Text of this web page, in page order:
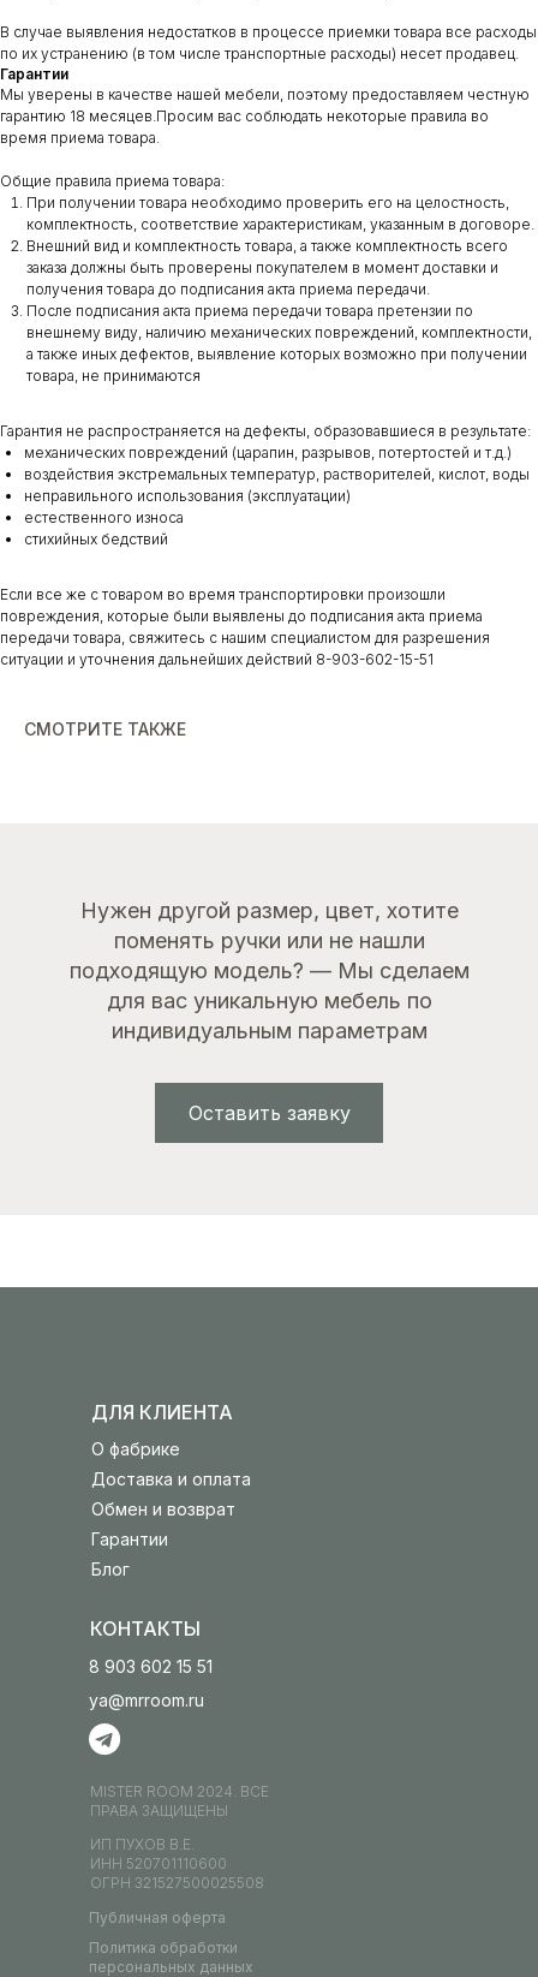
В случае выявления недостатков в процессе приемки товара все расходы
по их устранению (в том числе транспортные расходы) несет продавец.
Гарантии
Мы уверены в качестве нашей мебели, поэтому предоставляем честную
гарантию 18 месяцев.Просим вас соблюдать некоторые правила во
время приема товара.
Общие правила приема товара:
При получении товара необходимо проверить его на целостность,
комплектность, соответствие характеристикам, указанным в договоре.
Внешний вид и комплектность товара, а также комплектность всего
заказа должны быть проверены покупателем в момент доставки и
получения товара до подписания акта приема передачи.
После подписания акта приема передачи товара претензии по
внешнему виду, наличию механических повреждений, комплектности,
а также иных дефектов, выявление которых возможно при получении
товара, не принимаются
Гарантия не распространяется на дефекты, образовавшиеся в результате:
механических повреждений (царапин, разрывов, потертостей и т.д.)
воздействия экстремальных температур, растворителей, кислот, воды
неправильного использования (эксплуатации)
естественного износа
стихийных бедствий
Если все же с товаром во время транспортировки произошли
повреждения, которые были выявлены до подписания акта приема
передачи товара, свяжитесь с нашим специалистом для разрешения
ситуации и уточнения дальнейших действий 8-903-602-15-51
СМОТРИТЕ ТАКЖЕ
Нужен другой размер, цвет, хотите
поменять ручки или не нашли
подходящую модель? — Мы сделаем
для вас уникальную мебель по
индивидуальным параметрам
Оставить заявку
Блог
Гарантии
ИП ПУХОВ В.Е.
ИНН 520701110600
ОГРН 321527500025508
MISTER ROOM 2024. ВСЕ
ПРАВА ЗАЩИЩЕНЫ
Обмен и возврат
Доставка и оплата
О фабрике
ДЛЯ КЛИЕНТА
Публичная оферта
Политика обработки
персональных данных
КОНТАКТЫ
8 903 602 15 51
ya@mrroom.ru